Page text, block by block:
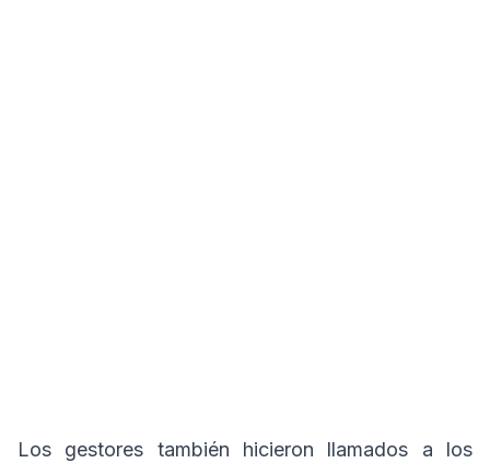
Los gestores también hicieron llamados a los